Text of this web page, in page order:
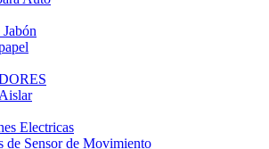
Electricas
de Sensor de Movimiento